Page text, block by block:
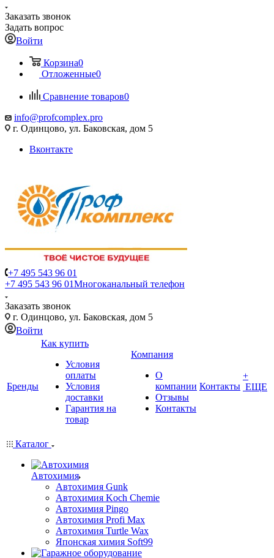
Заказать звонок
Задать вопрос
Войти
Корзина0
Отложенные0
Сравнение товаров0
info@profcomplex.pro
г. Одинцово, ул. Баковская, дом 5
Вконтакте
+7 495 543 96 01
+7 495 543 96 01Многоканальный телефон
Заказать звонок
г. Одинцово, ул. Баковская, дом 5
Войти
Бренды
Как купить
Условия
оплаты
Условия
доставки
Гарантия на
товар
Компания
О
компании
Отзывы
Контакты
Контакты
+
ЕЩЕ
Каталог
Автохимия
Автохимия Gunk
Автохимия Koch Chemie
Автохимия Pingo
Автохимия Profi Max
Автохимия Turtle Wax
Японская химия Soft99